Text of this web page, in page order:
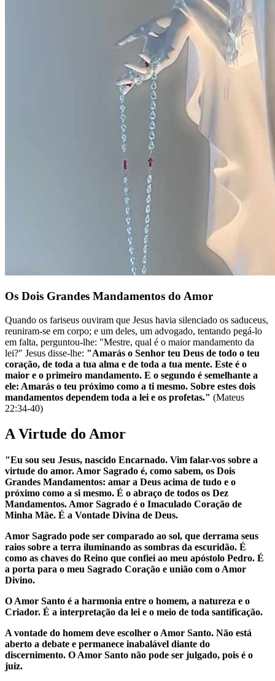
Os Dois Grandes Mandamentos do Amor
Quando os fariseus ouviram que Jesus havia silenciado os saduceus,
reuniram-se em corpo; e um deles, um advogado, tentando pegá-lo
em falta, perguntou-lhe: "Mestre, qual é o maior mandamento da
lei?" Jesus disse-lhe: "Amarás o Senhor teu Deus de todo o teu
coração, de toda a tua alma e de toda a tua mente. Este é o
maior e o primeiro mandamento. E o segundo é semelhante a
ele: Amarás o teu próximo como a ti mesmo. Sobre estes dois
mandamentos dependem toda a lei e os profetas." (Mateus
22:34-40)
A Virtude do Amor
"Eu sou seu Jesus, nascido Encarnado. Vim falar-vos sobre a
virtude do amor. Amor Sagrado é, como sabem, os Dois
Grandes Mandamentos: amar a Deus acima de tudo e o
próximo como a si mesmo. É o abraço de todos os Dez
Mandamentos. Amor Sagrado é o Imaculado Coração de
Minha Mãe. É a Vontade Divina de Deus.
Amor Sagrado pode ser comparado ao sol, que derrama seus
raios sobre a terra iluminando as sombras da escuridão. É
como as chaves do Reino que confiei ao meu apóstolo Pedro. É
a porta para o meu Sagrado Coração e união com o Amor
Divino.
O Amor Santo é a harmonia entre o homem, a natureza e o
Criador. É a interpretação da lei e o meio de toda santificação.
A vontade do homem deve escolher o Amor Santo. Não está
aberto a debate e permanece inabalável diante do
discernimento. O Amor Santo não pode ser julgado, pois é o
juiz.